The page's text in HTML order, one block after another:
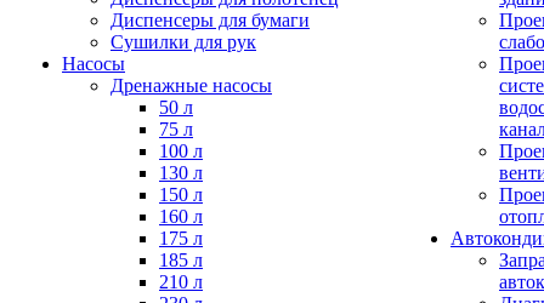
Диспенсеры для бумаги
Сушилки для рук
Насосы
Дренажные насосы
50 л
75 л
100 л
130 л
150 л
160 л
175 л
185 л
210 л